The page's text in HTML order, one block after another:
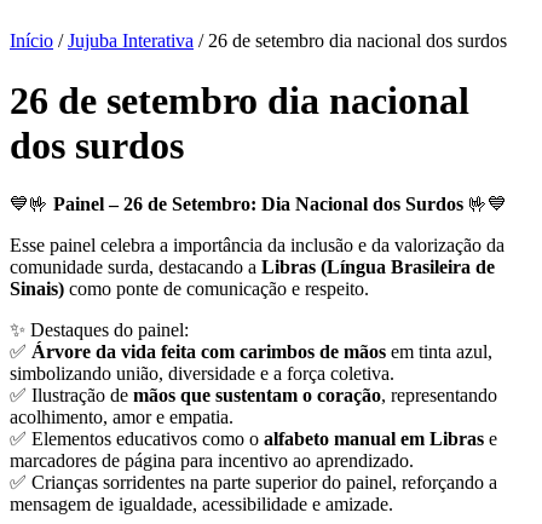
Início /Jujuba Interativa / 26 de setembro dia nacional dos surdos
26 de setembro dia nacional
dos surdos
💙🤟 Painel – 26 de Setembro: Dia Nacional dos Surdos 🤟💙
Esse painel celebra a importância da inclusão e da valorização da
comunidade surda, destacando a Libras (Língua Brasileira de
Sinais) como ponte de comunicação e respeito.
✨ Destaques do painel:
✅ Árvore da vida feita com carimbos de mãos em tinta azul,
simbolizando união, diversidade e a força coletiva.
✅ Ilustração de mãos que sustentam o coração, representando
acolhimento, amor e empatia.
✅ Elementos educativos como o alfabeto manual em Libras e
marcadores de página para incentivo ao aprendizado.
✅ Crianças sorridentes na parte superior do painel, reforçando a
mensagem de igualdade, acessibilidade e amizade.